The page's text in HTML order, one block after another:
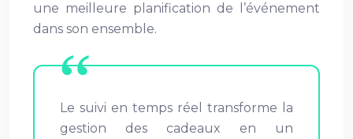
une meilleure planification de l’événement
dans son ensemble.
Le suivi en temps réel transforme la
gestion des cadeaux en un